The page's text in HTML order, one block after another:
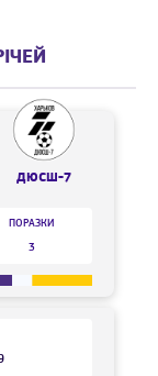
ДЮСШ-7
ПОРАЗКИ
3